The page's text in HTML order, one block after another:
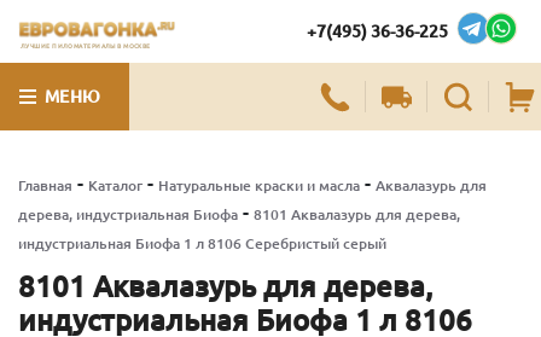
ЛУЧШИЕ ПИЛОМАТЕРИАЛЫ В МОСКВЕ
+7(495) 36-36-225
МЕНЮ
Главная - Каталог - Натуральные краски и масла - Аквалазурь для
дерева, индустриальная Биофа - 8101 Аквалазурь для дерева,
индустриальная Биофа 1 л 8106 Серебристый серый
8101 Аквалазурь для дерева,
индустриальная Биофа 1 л 8106